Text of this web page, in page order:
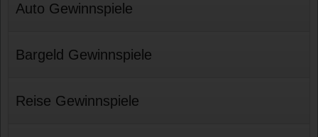
Auto Gewinnspiele
Bargeld Gewinnspiele
Reise Gewinnspiele